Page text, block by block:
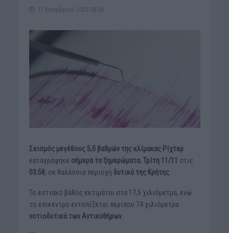
11 Νοεμβρίου 2025 08:53
Σεισμός μεγέθους 5,0 βαθμών της κλίμακας Ρίχτερ
καταγράφηκε σήμερα τα ξημερώματα, Τρίτη 11/11 στις
03:58, σε θαλάσσια περιοχή δυτικά της Κρήτης.
Το εστιακό βάθος εκτιμάται στα 17,5 χιλιόμετρα, ενώ
το επίκεντρο εντοπίζεται περίπου 74 χιλιόμετρα
νοτιοδυτικά των Αντικυθήρων.